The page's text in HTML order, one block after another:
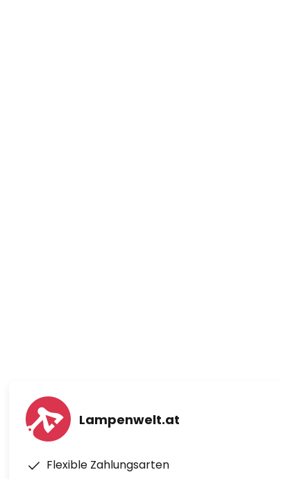
Lampenwelt.at
Flexible Zahlungsarten